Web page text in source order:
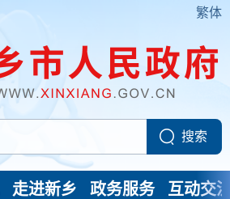
繁体
走进新乡 政务服务 互动交